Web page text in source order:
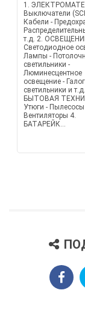
1.
Выключатели
Кабели -
т.д. 2.
Светодиодное
Лампы -
светильники -
Люминесцентное
освещение -
светильники и
БЫТОВАЯ
Утюги - Пылесосы
Вентиляторы 4.
БАТАРЕЙК...